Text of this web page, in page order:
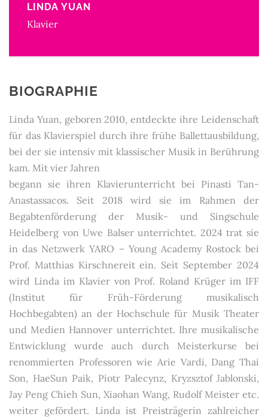
LINDA YUAN
Klavier
BIOGRAPHIE
Linda Yuan, geboren 2010, entdeckte ihre Leidenschaft
für das Klavierspiel durch ihre frühe Ballettausbildung,
bei der sie intensiv mit klassischer Musik in Berührung
kam. Mit vier Jahren
begann sie ihren Klavierunterricht bei Pinasti Tan-
Anastassacos. Seit 2018 wird sie im Rahmen der
Begabtenförderung der Musik- und Singschule
Heidelberg von Uwe Balser unterrichtet. 2024 trat sie
in das Netzwerk YARO – Young Academy Rostock bei
Prof. Matthias Kirschnereit ein. Seit September 2024
wird Linda im Klavier von Prof. Roland Krüger im IFF
(Institut für Früh-Förderung musikalisch
Hochbegabten) an der Hochschule für Musik Theater
und Medien Hannover unterrichtet. Ihre musikalische
Entwicklung wurde auch durch Meisterkurse bei
renommierten Professoren wie Arie Vardi, Dang Thai
Son, HaeSun Paik, Piotr Palecynz, Kryzsztof Jablonski,
Jay Peng Chieh Sun, Xiaohan Wang, Rudolf Meister etc.
weiter gefördert. Linda ist Preisträgerin zahlreicher